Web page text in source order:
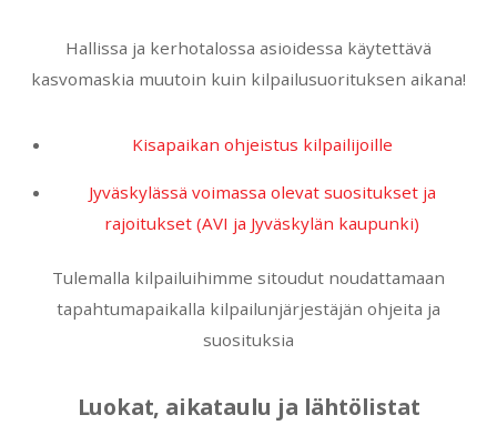
Hallissa ja kerhotalossa asioidessa käytettävä
kasvomaskia muutoin kuin kilpailusuorituksen aikana!
Kisapaikan ohjeistus kilpailijoille
Jyväskylässä voimassa olevat suositukset ja
rajoitukset (AVI ja Jyväskylän kaupunki)
Tulemalla kilpailuihimme sitoudut noudattamaan
tapahtumapaikalla kilpailunjärjestäjän ohjeita ja
suosituksia
Luokat, aikataulu ja lähtölistat